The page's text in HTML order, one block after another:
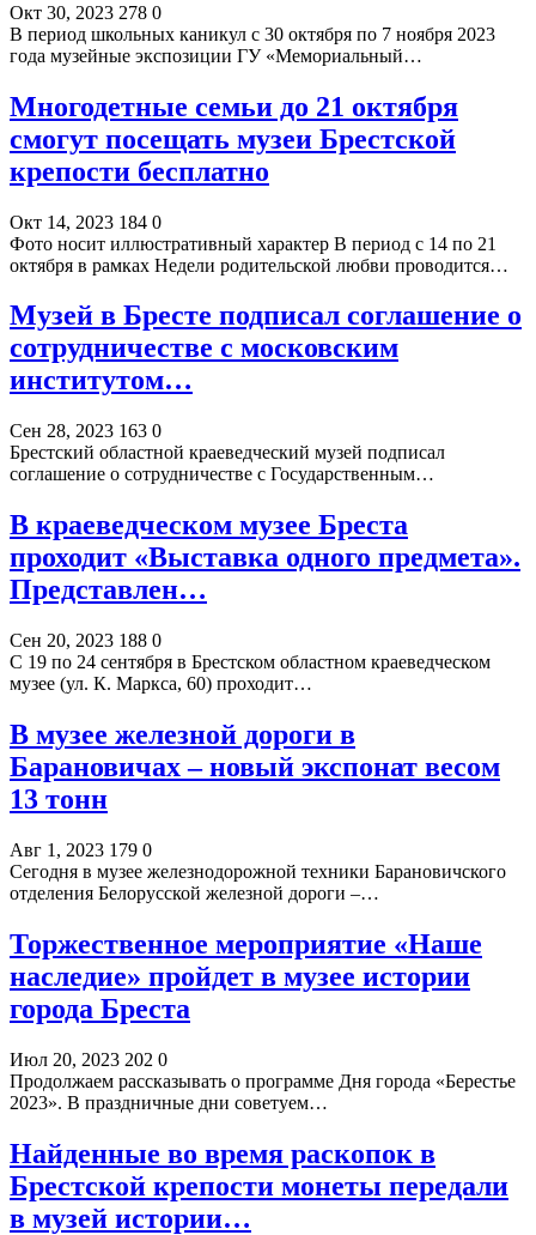
Окт 30, 2023 278 0
В период школьных каникул с 30 октября по 7 ноября 2023
года музейные экспозиции ГУ «Мемориальный…
Многодетные семьи до 21 октября
смогут посещать музеи Брестской
крепости бесплатно
Окт 14, 2023 184 0
Фото носит иллюстративный характер В период с 14 по 21
октября в рамках Недели родительской любви проводится…
Музей в Бресте подписал соглашение о
сотрудничестве с московским
институтом…
Сен 28, 2023 163 0
Брестский областной краеведческий музей подписал
соглашение о сотрудничестве с Государственным…
В краеведческом музее Бреста
проходит «Выставка одного предмета».
Представлен…
Сен 20, 2023 188 0
С 19 по 24 сентября в Брестском областном краеведческом
музее (ул. К. Маркса, 60) проходит…
В музее железной дороги в
Барановичах – новый экспонат весом
13 тонн
Авг 1, 2023 179 0
Сегодня в музее железнодорожной техники Барановичского
отделения Белорусской железной дороги –…
Торжественное мероприятие «Наше
наследие» пройдет в музее истории
города Бреста
Июл 20, 2023 202 0
Продолжаем рассказывать о программе Дня города «Берестье
2023». В праздничные дни советуем…
Найденные во время раскопок в
Брестской крепости монеты передали
в музей истории…